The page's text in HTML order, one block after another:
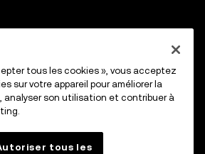
tous les cookies », vous acceptez
sur votre appareil pour améliorer la
analyser son utilisation et contribuer à
tous les